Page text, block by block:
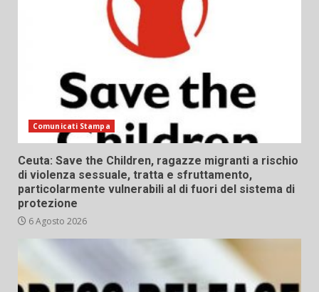
Comunicati Stampa
Ceuta: Save the Children, ragazze migranti a rischio
di violenza sessuale, tratta e sfruttamento,
particolarmente vulnerabili al di fuori del sistema di
protezione
6 Agosto 2026